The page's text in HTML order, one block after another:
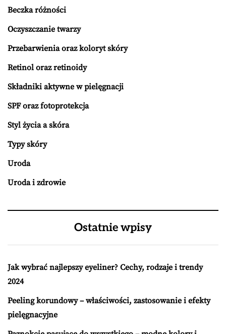
Beczka różności
Oczyszczanie twarzy
Przebarwienia oraz koloryt skóry
Retinol oraz retinoidy
Składniki aktywne w pielęgnacji
SPF oraz fotoprotekcja
Styl życia a skóra
Typy skóry
Uroda
Uroda i zdrowie
Ostatnie wpisy
Jak wybrać najlepszy eyeliner? Cechy, rodzaje i trendy
2024
Peeling korundowy – właściwości, zastosowanie i efekty
pielęgnacyjne